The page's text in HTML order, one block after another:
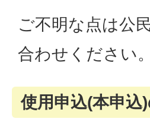
ご不明な点は公
合わせください。
使用申込(本申込